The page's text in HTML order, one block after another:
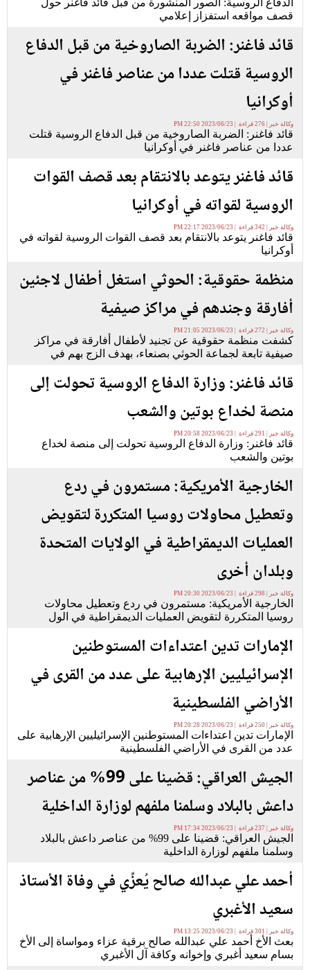
الدفاع الروسية: الصور المنشورة من قبل قائد فاغنر حول
قصف مواقعه استفزاز إعلامي
قائد فاغنر: الضربة الصاروخية من قبل الدفاع
الروسية قتلت عددا من عناصر فاغنر في
أوكرانيا
وكالة خبر | 276 قراءة | 2023/06/23 22:50 PM
قائد فاغنر: الضربة الصاروخية من قبل الدفاع الروسية قتلت
عددا من عناصر فاغنر في أوكرانيا
قائد فاغنر يتوعد بالانتقام بعد قصف القوات
الروسية لقواته في أوكرانيا
وكالة خبر | 342 قراءة | 2023/06/23 22:17 PM
قائد فاغنر يتوعد بالانتقام بعد قصف القوات الروسية لقواته في
أوكرانيا
منظمة حقوقية: الحوثي استغل أطفال لاجئين
أفارقة وجندهم في مراكز صيفية
وكالة خبر | 272 قراءة | 2023/06/23 21:05 PM
كشفت منظمة حقوقية عن تجنيد لأطفال أفارقة في مراكز
صيفية تابعة لجماعة الحوثي بصنعاء، بهدف الزج بهم في
قائد فاغنر: وزارة الدفاع الروسية تحولت إلى
منصة لخداع بوتين والشعب
وكالة خبر | 291 قراءة | 2023/06/23 20:58 PM
قائد فاغنر: وزارة الدفاع الروسية تحولت إلى منصة لخداع
بوتين والشعب
الخارجية الأمريكية: مستمرون في ردع
وتعطيل محاولات روسيا المتكررة لتقويض
العمليات الديمقراطية في الولايات المتحدة
وبلدان أخرى
وكالة خبر | 298 قراءة | 2023/06/23 20:30 PM
الخارجية الأمريكية: مستمرون في ردع وتعطيل محاولات
روسيا المتكررة لتقويض العمليات الديمقراطية في الول
الإمارات تدين اعتداءات المستوطنين
الإسرائيليين الإرهابية على عدد من القرى في
الأراضي الفلسطينية
وكالة خبر | 250 قراءة | 2023/06/23 20:28 PM
الإمارات تدين اعتداءات المستوطنين الإسرائيليين الإرهابية على
عدد من القرى في الأراضي الفلسطينية
الجيش العراقي: قضينا على 99% من عناصر
داعش بالبلاد وسلمنا ملفهم لوزارة الداخلية
وكالة خبر | 237 قراءة | 2023/06/23 17:34 PM
الجيش العراقي: قضينا على 99% من عناصر داعش بالبلاد
وسلمنا ملفهم لوزارة الداخلية
أحمد علي عبدالله صالح يُعزِّي في وفاة الأستاذ
سعيد الأغبري
وكالة خبر | 301 قراءة | 2023/06/23 13:25 PM
بعث الأخ أحمد علي عبدالله صالح برقية عزاء ومواساة إلى الأخ
بسام سعيد أغبري وإخوانه وكافة آل الأغبري